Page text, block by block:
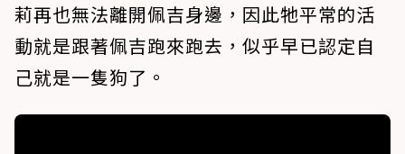
莉再也無法離開佩吉身邊，因此牠平常的活
動就是跟著佩吉跑來跑去，似乎早已認定自
己就是一隻狗了。